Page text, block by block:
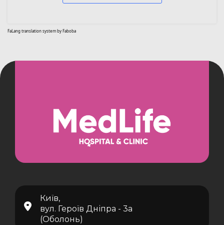
FaLang translation system by Faboba
Київ,
вул. Героїв Дніпра - 3а
(Оболонь)